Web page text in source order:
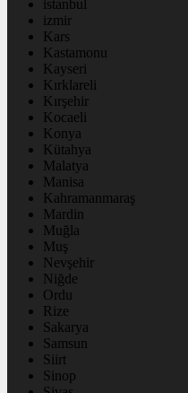
istanbul
izmir
Kars
Kastamonu
Kayseri
Kırklareli
Kırşehir
Kocaeli
Konya
Kütahya
Malatya
Manisa
Kahramanmaraş
Mardin
Muğla
Muş
Nevşehir
Niğde
Ordu
Rize
Sakarya
Samsun
Siirt
Sinop